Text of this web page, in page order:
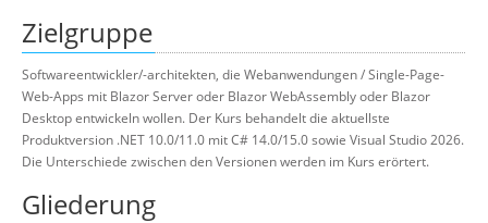
Zielgruppe
Softwareentwickler/-architekten, die Webanwendungen / Single-Page-
Web-Apps mit Blazor Server oder Blazor WebAssembly oder Blazor
Desktop entwickeln wollen. Der Kurs behandelt die aktuellste
Produktversion .NET 10.0/11.0 mit C# 14.0/15.0 sowie Visual Studio 2026.
Die Unterschiede zwischen den Versionen werden im Kurs erörtert.
Gliederung